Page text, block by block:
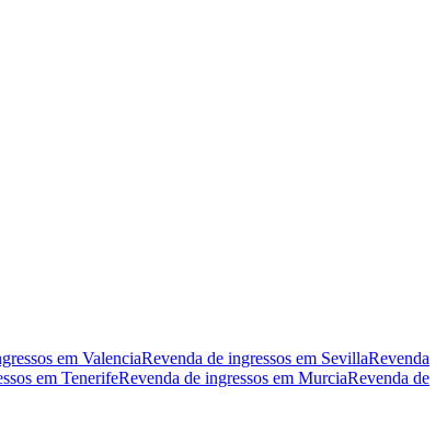
em ValenciaRevenda de ingressos em SevillaRevenda
em TenerifeRevenda de ingressos em MurciaRevenda de